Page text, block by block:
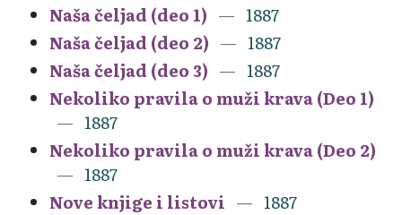
Naša čeljad (deo 1)
1887
Naša čeljad (deo 2)
1887
Naša čeljad (deo 3)
1887
Nekoliko pravila o muži krava (Deo 1)
1887
Nekoliko pravila o muži krava (Deo 2)
1887
Nove knjige i listovi
1887